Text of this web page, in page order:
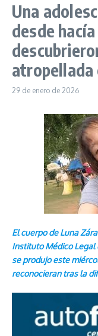
Una
desde
atropellada
29 de enero de 2026
El cuerpo de Luna
Instituto Médico Legal
se produjo este
reconocieran tras la